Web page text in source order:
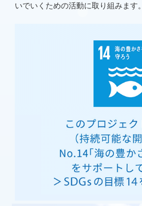
いでいくための活動に取り組みます。